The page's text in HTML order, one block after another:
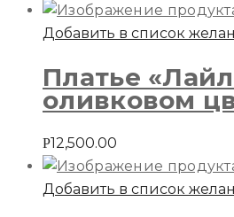
Добавить в список
Платье
оливковом
Р12,500.00
Добавить в список